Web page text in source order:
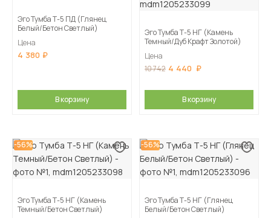
Эго Тумба Т-5 ПД (Глянец
Белый/Бетон Светлый)
Цена
4 380
В корзину
Эго Тумба Т-5 НГ (Камень
Темный/Дуб Крафт Золотой)
Цена
10 742 4 440
В корзину
-56%
Эго Тумба Т-5 НГ (Камень
Темный/Бетон Светлый)
-56%
Эго Тумба Т-5 НГ (Глянец
Белый/Бетон Светлый)